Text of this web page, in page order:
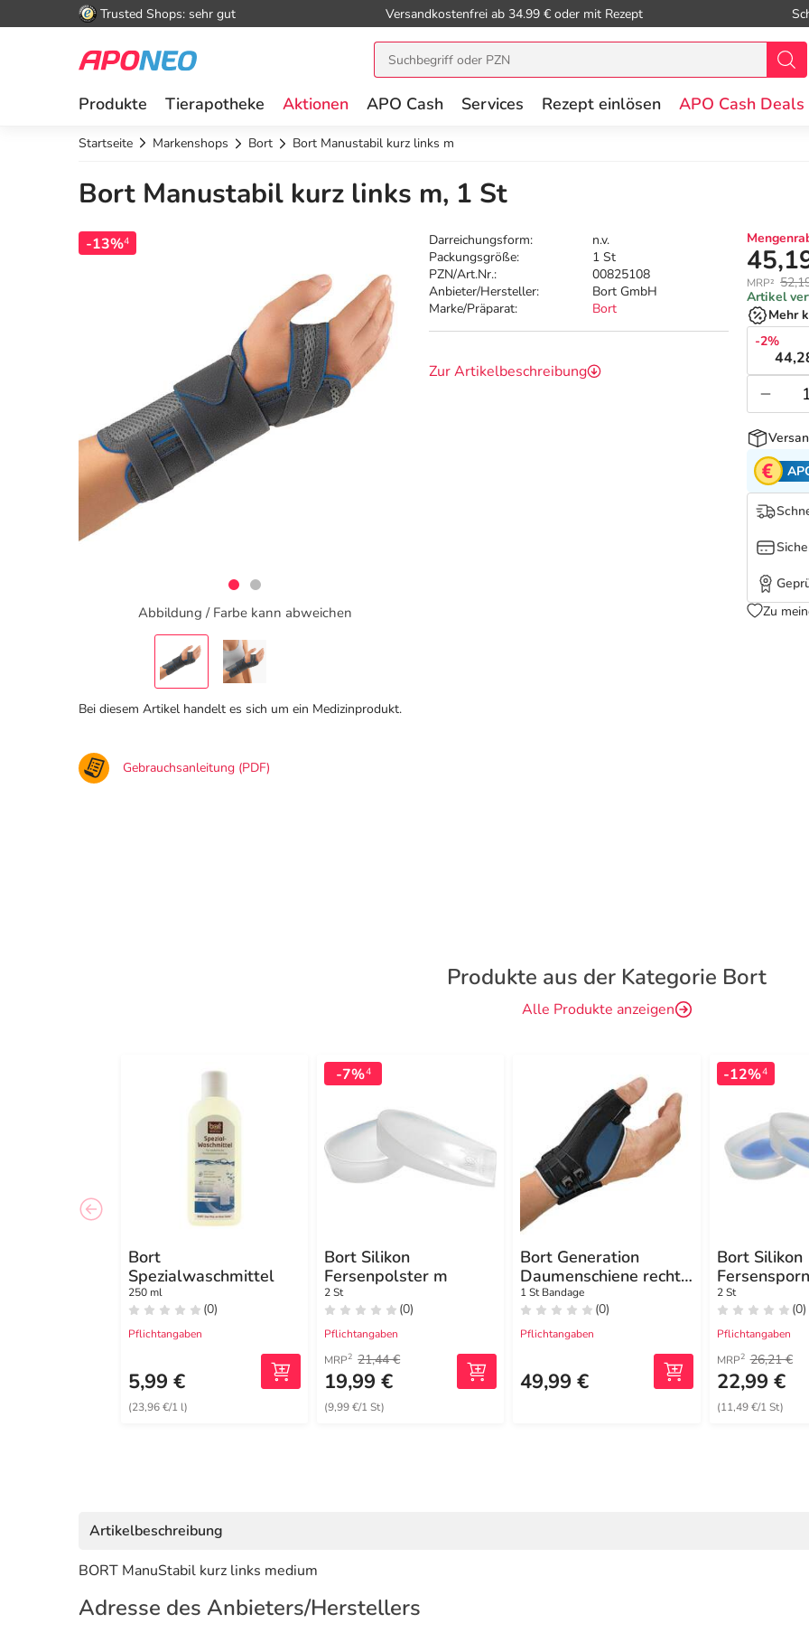
Trusted Shops: sehr gut Versandkostenfrei ab 34.99 € oder mit Rezept
Produkte Tierapotheke Aktionen APO Cash Services Rezept einlösen APO Cash Deals
Startseite Markenshops Bort Bort Manustabil kurz links m
Bort Manustabil kurz links m, 1 St
-13%4
Abbildung / Farbe kann abweichen
Darreichungsform:
n.v.
Packungsgröße:
1 St
PZN/Art.Nr.:
00825108
Anbieter/Hersteller:
Bort GmbH
Marke/Präparat:
Bort
Zur Artikelbeschreibung
MRP²
Artikel
Mehr
-2%
Zu
Bei diesem Artikel handelt es sich um ein Medizinprodukt.
Gebrauchsanleitung (PDF)
Produkte aus der Kategorie Bort
Alle Produkte anzeigen
Bort
Spezialwaschmittel
250 ml
(0)
Pflichtangaben
5,99 €
(23,96 €/1 l)
-7%4
Bort Silikon
Fersenpolster m
2 St
(0)
Pflichtangaben
MRP2 21,44 €
19,99 €
(9,99 €/1 St)
Bort Generation
Daumenschiene rechts
S blau
1 St Bandage
(0)
Pflichtangaben
49,99 €
-12%4
Bort Silikon
mit Softspot
2 St
(0)
Pflichtangaben
MRP2 26,21 €
22,99 €
(11,49 €/1 St)
Artikelbeschreibung
BORT ManuStabil kurz links medium
Adresse des Anbieters/Herstellers